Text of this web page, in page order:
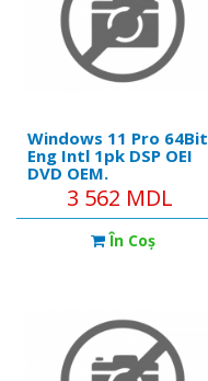
Windows 11 Pro 64Bit
Eng Intl 1pk DSP OEI
DVD OEM.
3 562 MDL
În Coş